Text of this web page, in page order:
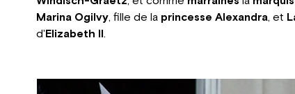
Marina Ogilvy, fille de la princesse Alexandra, et
d' Elizabeth II .